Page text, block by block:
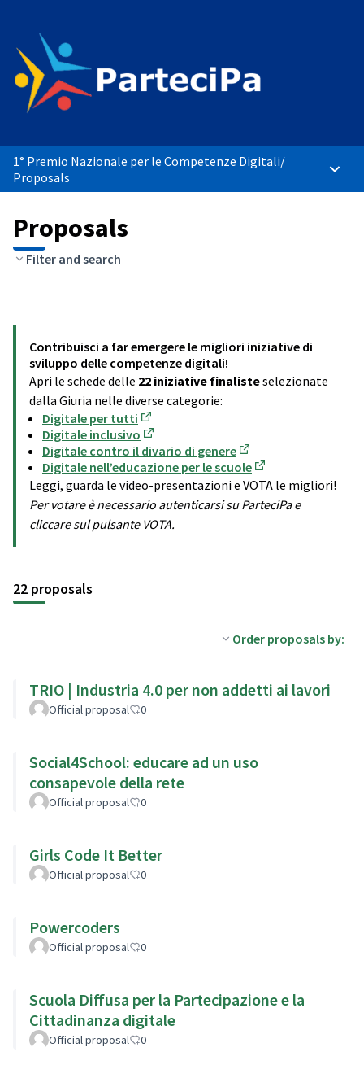
1° Premio Nazionale per le Competenze Digitali/
Proposals
Main
Proposals
Filter and search
Contribuisci a far emergere le migliori iniziative di
sviluppo delle competenze digitali!
Apri le schede delle 22 iniziative finalisteselezionate
dalla Giuria nelle diverse categorie:
Digitale per tutti
(Opens in new tab)
Digitale inclusivo
(Opens in new tab)
Digitale contro il divario di genere
(Opens in new tab)
Digitale nell’educazione per le scuole
(Opens in new tab)
Leggi, guarda le video-presentazioni e VOTA le migliori!
Per votare è necessario autenticarsi su ParteciPa e
cliccare sul pulsante VOTA.
22 proposals
Order proposals by:
TRIO | Industria 4.0 per non addetti ai lavori
Official proposal 0
Social4School: educare ad un uso
consapevole della rete
Official proposal 0
Girls Code It Better
Official proposal 0
Powercoders
Official proposal 0
Scuola Diffusa per la Partecipazione e la
Cittadinanza digitale
Official proposal 0